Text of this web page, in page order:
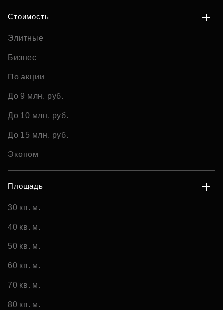
Стоимость
Элитные
Бизнес
По акции
До 9 млн. руб.
До 10 млн. руб.
До 15 млн. руб.
Эконом
Площадь
30 кв. м.
40 кв. м.
50 кв. м.
60 кв. м.
70 кв. м.
80 кв. м.